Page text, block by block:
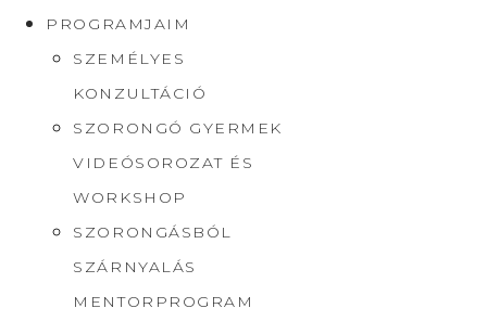
PROGRAMJAIM
SZEMÉLYES
KONZULTÁCIÓ
SZORONGÓ GYERMEK
VIDEÓSOROZAT ÉS
WORKSHOP
SZORONGÁSBÓL
SZÁRNYALÁS
MENTORPROGRAM